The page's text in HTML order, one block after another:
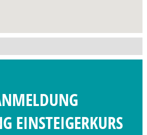
EINSTEIGERKURS